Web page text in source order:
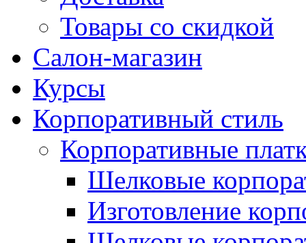
Товары со скидкой
Салон-магазин
Курсы
Корпоративный стиль
Корпоративные
Шелковые
Изготовление